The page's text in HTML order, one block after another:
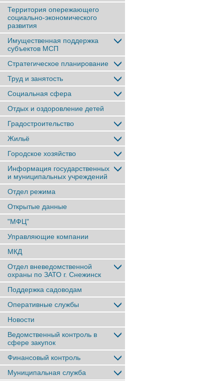
Территория опережающего
социально-экономического
развития
Имущественная поддержка
субъектов МСП
Стратегическое планирование
Труд и занятость
Социальная сфера
Отдых и оздоровление детей
Градостроительство
Жильё
Городское хозяйство
Информация государственных
и муниципальных учреждений
Отдел режима
Открытые данные
"МФЦ"
Управляющие компании
МКД
Отдел вневедомственной
охраны по ЗАТО г. Снежинск
Поддержка садоводам
Оперативные службы
Новости
Ведомственный контроль в
сфере закупок
Финансовый контроль
Муниципальная служба